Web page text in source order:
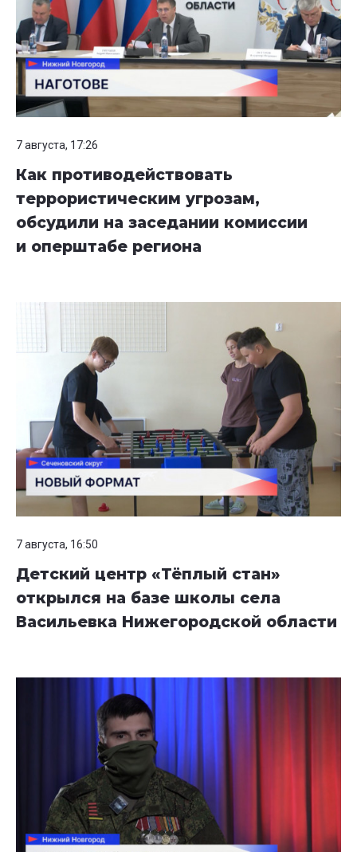
7 августа, 17:26
Как противодействовать
террористическим угрозам,
обсудили на заседании комиссии
и оперштабе региона
7 августа, 16:50
Детский центр «Тёплый стан»
открылся на базе школы села
Васильевка Нижегородской области